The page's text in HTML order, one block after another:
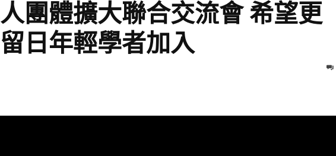
團體擴大聯合交流會 希望更
日年輕學者加入